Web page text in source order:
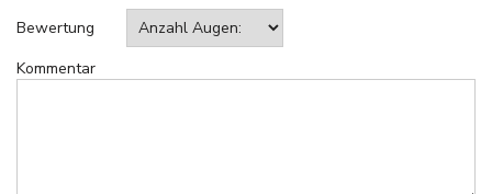
Bewertung
Kommentar